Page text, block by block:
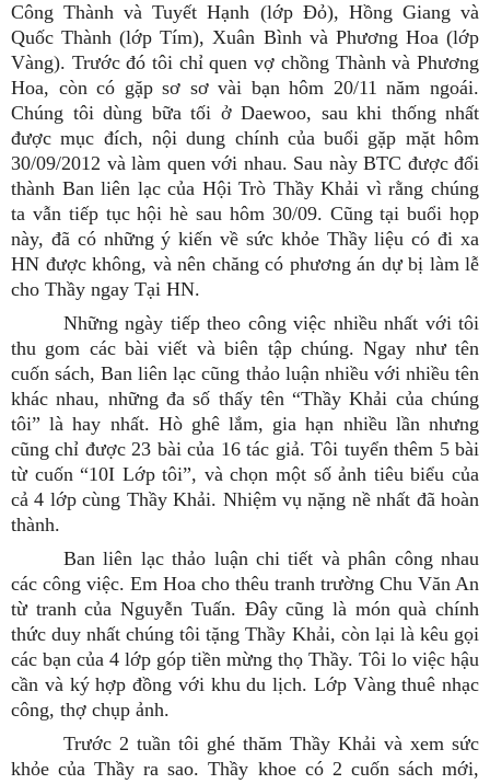
Công Thành và Tuyết Hạnh (lớp Đỏ), Hồng Giang và
Quốc Thành (lớp Tím), Xuân Bình và Phương Hoa (lớp
Vàng). Trước đó tôi chỉ quen vợ chồng Thành và Phương
Hoa, còn có gặp sơ sơ vài bạn hôm 20/11 năm ngoái.
Chúng tôi dùng bữa tối ở Daewoo, sau khi thống nhất
được mục đích, nội dung chính của buổi gặp mặt hôm
30/09/2012 và làm quen với nhau. Sau này BTC được đổi
thành Ban liên lạc của Hội Trò Thầy Khải vì rằng chúng
ta vẫn tiếp tục hội hè sau hôm 30/09. Cũng tại buổi họp
này, đã có những ý kiến về sức khỏe Thầy liệu có đi xa
HN được không, và nên chăng có phương án dự bị làm lễ
cho Thầy ngay Tại HN.
Những ngày tiếp theo công việc nhiều nhất với tôi
thu gom các bài viết và biên tập chúng. Ngay như tên
cuốn sách, Ban liên lạc cũng thảo luận nhiều với nhiều tên
khác nhau, những đa số thấy tên “Thầy Khải của chúng
tôi” là hay nhất. Hò ghê lắm, gia hạn nhiều lần nhưng
cũng chỉ được 23 bài của 16 tác giả. Tôi tuyển thêm 5 bài
từ cuốn “10I Lớp tôi”, và chọn một số ảnh tiêu biểu của
cả 4 lớp cùng Thầy Khải. Nhiệm vụ nặng nề nhất đã hoàn
thành.
Ban liên lạc thảo luận chi tiết và phân công nhau
các công việc. Em Hoa cho thêu tranh trường Chu Văn An
từ tranh của Nguyễn Tuấn. Đây cũng là món quà chính
thức duy nhất chúng tôi tặng Thầy Khải, còn lại là kêu gọi
các bạn của 4 lớp góp tiền mừng thọ Thầy. Tôi lo việc hậu
cần và ký hợp đồng với khu du lịch. Lớp Vàng thuê nhạc
công, thợ chụp ảnh.
Trước 2 tuần tôi ghé thăm Thầy Khải và xem sức
khỏe của Thầy ra sao. Thầy khoe có 2 cuốn sách mới,